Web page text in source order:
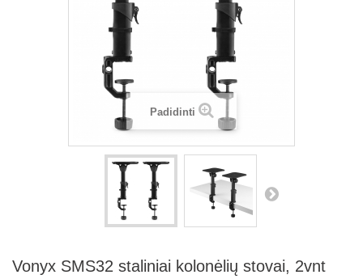
Padidinti
Vonyx SMS32 staliniai kolonėlių stovai, 2vnt